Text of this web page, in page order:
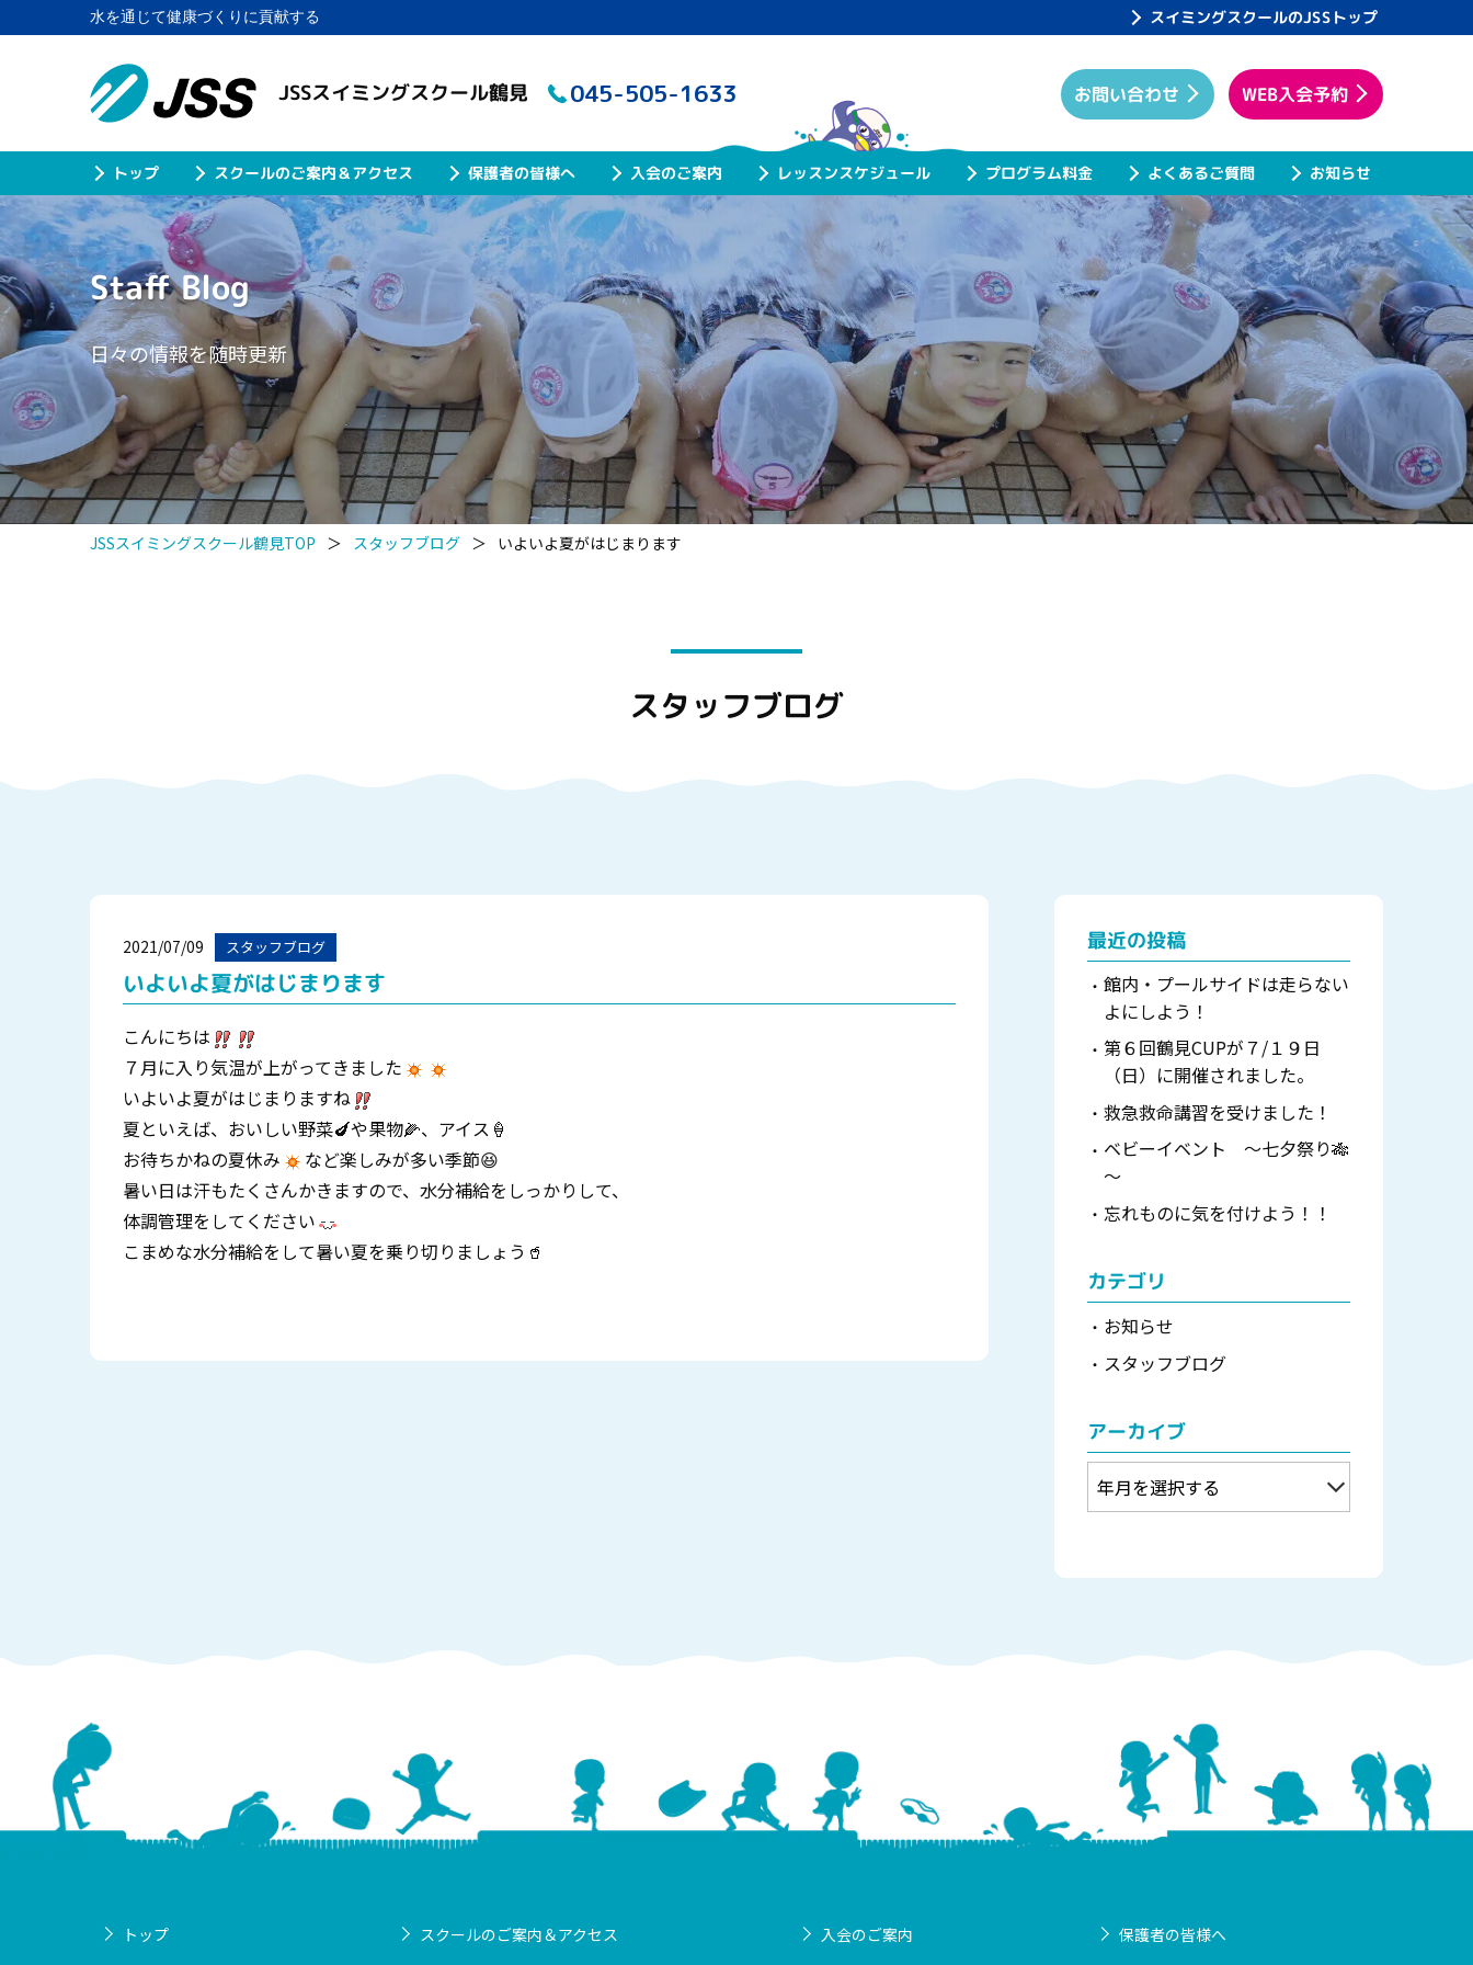
水を通じて健康づくりに貢献する スイミングスクールのJSSトップ
JSSスイミングスクール鶴見 045-505-1633
トップ スクールのご案内＆アクセス 保護者の皆様へ 入会のご案内 レッスンスケジュール プログラム料金 よくあるご質問 お知らせ
お問い合わせ WEB入会予約
Staff Blog
日々の情報を随時更新
JSSスイミングスクール鶴見TOP ＞ スタッフブログ ＞ いよいよ夏がはじまります
スタッフブログ
2021/07/09 スタッフブログ
いよいよ夏がはじまります
こんにちは
７月に入り気温が上がってきました
いよいよ夏がはじまりますね
夏といえば、おいしい野菜🍆や果物🌽、アイス🍦
お待ちかねの夏休み
など楽しみが多い季節😆
暑い日は汗もたくさんかきますので、水分補給をしっかりして、
体調管理をしてください
こまめな水分補給をして暑い夏を乗り切りましょう🥤
最近の投稿
館内・プールサイドは走らない
よにしよう！
第６回鶴見CUPが７/１９日
（日）に開催されました。
救急救命講習を受けました！
ベビーイベント ～七夕祭り🎋
～
忘れものに気を付けよう！！
カテゴリ
お知らせ
スタッフブログ
アーカイブ
トップ スクールのご案内＆アクセス 入会のご案内
保護者の皆様へ